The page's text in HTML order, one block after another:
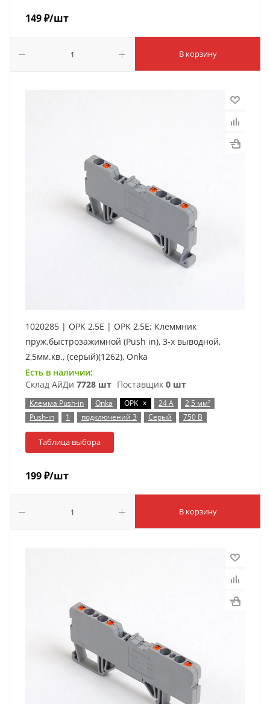
149₽/шт
В корзину
1020285 | OPK 2,5E | OPK 2,5E; Клеммник
пруж.быстрозажимной (Push in), 3-х выводной,
2,5мм.кв., (серый)(1262), Onka
Есть в наличии:
Склад АйДи 7728 шт Поставщик 0 шт
Клемма Push-in Onka OPK x 24 А
2,5 мм²
Push-in
1 подключений 3 Серый 750 В
Таблица выбора
199₽/шт
В корзину